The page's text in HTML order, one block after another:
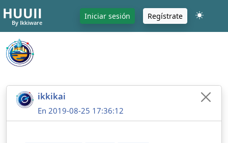
HUUII
By Ikkiware
Iniciar sesión Regístrate
ikkikai
En 2019-08-25 17:36:12